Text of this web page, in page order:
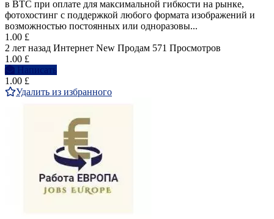
в BTC при оплате для максимальной гибкости на рынке,
фотохостинг с поддержкой любого формата изображений и
возможностью постоянных или одноразовы...
1.00 £
2 лет назад Интернет New Продам 571 Просмотров
1.00 £
Написать
1.00 £
Удалить из избранного